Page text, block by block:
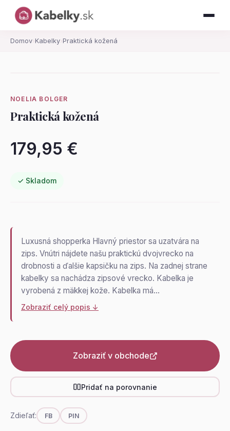
Domov› Kabelky› Praktická kožená
NOELIA BOLGER
Praktická kožená
179,95 €
✓ Skladom
Luxusná shopperka Hlavný priestor sa uzatvára na
zips. Vnútri nájdete našu praktickú dvojvrecko na
drobnosti a ďalšie kapsičku na zips. Na zadnej strane
kabelky sa nachádza zipsové vrecko. Kabelka je
vyrobená z mäkkej kože. Kabelka má…
Zobraziť celý popis ↓
Zobraziť v obchode
Pridať na porovnanie
Zdieľať: FB PIN